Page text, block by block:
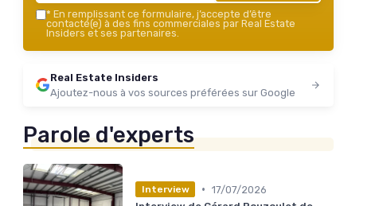
* En remplissant ce formulaire, j’accepte d’être
contacté(e) à des fins commerciales par Real Estate
Insiders et ses partenaires.
Real Estate Insiders
Ajoutez-nous à vos sources préférées sur Google
Parole d'experts
Interview • 17/07/2026